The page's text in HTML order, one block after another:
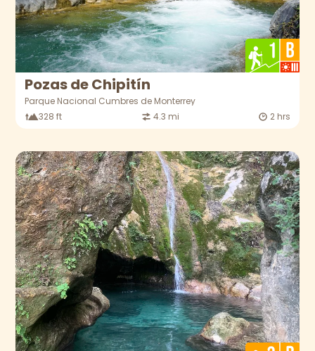
Pozas de Chipitín
Parque Nacional Cumbres de Monterrey
328 ft
4.3 mi 2 hrs